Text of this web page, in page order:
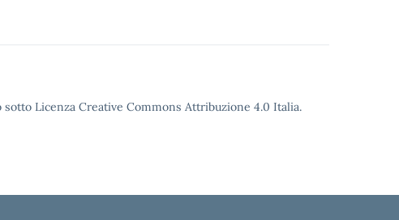
Licenza Creative Commons Attribuzione 4.0 Italia.